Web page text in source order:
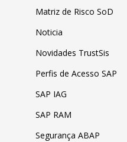
Matriz de Risco SoD
Noticia
Novidades TrustSis
Perfis de Acesso SAP
SAP IAG
SAP RAM
Segurança ABAP